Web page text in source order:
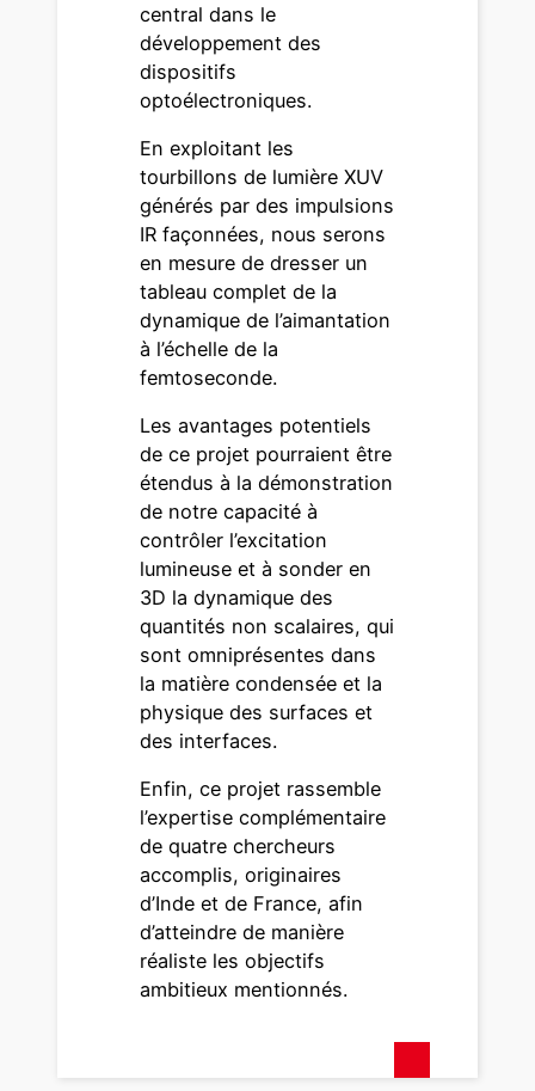
central dans le
développement des
dispositifs
optoélectroniques.
En exploitant les
tourbillons de lumière XUV
générés par des impulsions
IR façonnées, nous serons
en mesure de dresser un
tableau complet de la
dynamique de l’aimantation
à l’échelle de la
femtoseconde.
Les avantages potentiels
de ce projet pourraient être
étendus à la démonstration
de notre capacité à
contrôler l’excitation
lumineuse et à sonder en
3D la dynamique des
quantités non scalaires, qui
sont omniprésentes dans
la matière condensée et la
physique des surfaces et
des interfaces.
Enfin, ce projet rassemble
l’expertise complémentaire
de quatre chercheurs
accomplis, originaires
d’Inde et de France, afin
d’atteindre de manière
réaliste les objectifs
ambitieux mentionnés.